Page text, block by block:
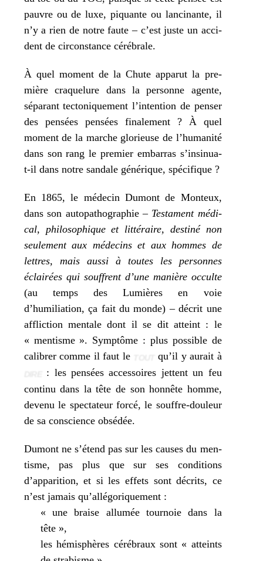
pauvre ou de luxe, piquante ou lan­ci­nante, il
n’y a rien de notre faute – c’est juste un acci­
dent de cir­cons­tance cérébrale.
À quel moment de la Chute appa­rut la pre­
mière cra­que­lure dans la per­sonne agente,
sépa­rant tec­to­ni­que­ment l’intention de pen­ser
des pen­sées pen­sées fina­le­ment ? À quel
moment de la marche glo­rieuse de l’humanité
dans son rang le pre­mier embar­ras s’insinua-
t-il dans notre san­dale géné­rique, spécifique ?
En 1865, le méde­cin Dumont de Monteux,
dans son auto­pa­tho­gra­phie – Testament médi­
cal, phi­lo­so­phique et lit­té­raire, des­ti­né non
seule­ment aux méde­cins et aux hommes de
lettres, mais aus­si à toutes les per­sonnes
éclai­rées qui souffrent d’une manière occulte
(au temps des Lumières en voie
d’humiliation, ça fait du monde) – décrit une
afflic­tion men­tale dont il se dit atteint : le
« men­tisme ». Symptôme : plus pos­sible de
cali­brer comme il faut le
qu’il y aurait à
: les pen­sées acces­soires jettent un feu
conti­nu dans la tête de son hon­nête homme,
deve­nu le spec­ta­teur for­cé, le souffre-dou­leur
de sa conscience obsédée.
Dumont ne s’étend pas sur les causes du men­
tisme, pas plus que sur ses condi­tions
d’apparition, et si les effets sont décrits, ce
n’est jamais qu’allégoriquement :
« une braise allu­mée tour­noie dans la
tête »,
les hémi­sphères céré­braux sont « atteints